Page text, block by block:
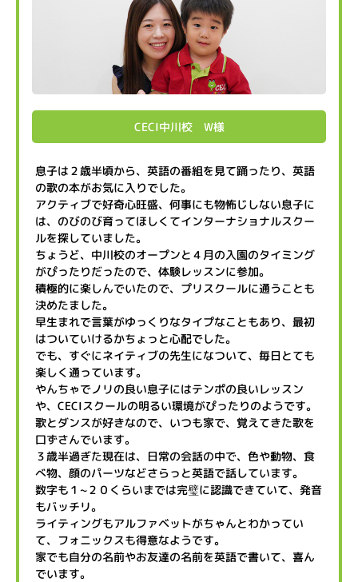
CECI中川校 W様
息子は２歳半頃から、英語の番組を見て踊ったり、英語
の歌の本がお気に入りでした。
アクティブで好奇心旺盛、何事にも物怖じしない息子に
は、のびのび育ってほしくてインターナショナルスクー
ルを探していました。
ちょうど、中川校のオープンと４月の入園のタイミング
がぴったりだったので、体験レッスンに参加。
積極的に楽しんでいたので、プリスクールに通うことも
決めたました。
早生まれで言葉がゆっくりなタイプなこともあり、最初
はついていけるかちょっと心配でした。
でも、すぐにネイティブの先生になついて、毎日とても
楽しく通っています。
やんちゃでノリの良い息子にはテンポの良いレッスン
や、CECIスクールの明るい環境がぴったりのようです。
歌とダンスが好きなので、いつも家で、覚えてきた歌を
口ずさんでいます。
３歳半過ぎた現在は、日常の会話の中で、色や動物、食
べ物、顔のパーツなどさらっと英語で話しています。
数字も１~２０くらいまでは完璧に認識できていて、発音
もバッチリ。
ライティングもアルファベットがちゃんとわかってい
て、フォニックスも得意なようです。
家でも自分の名前やお友達の名前を英語で書いて、喜ん
でいます。